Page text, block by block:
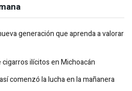
generación que aprenda a valorar
ilícitos en Michoacán
comenzó la lucha en la mañanera